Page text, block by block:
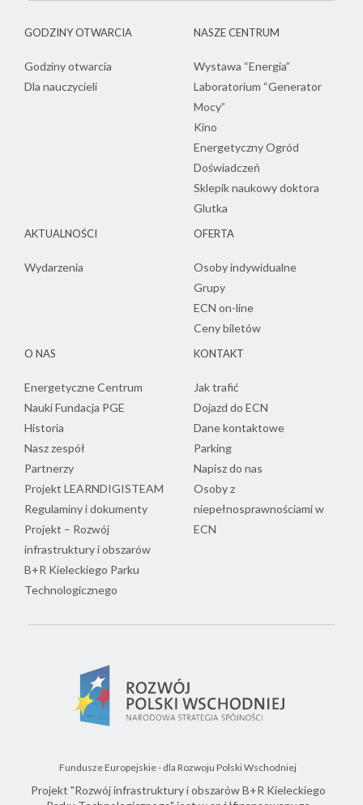
GODZINY OTWARCIA
Godziny otwarcia
Dla nauczycieli
NASZE CENTRUM
Wystawa “Energia”
Laboratorium “Generator
Mocy”
Kino
Energetyczny Ogród
Doświadczeń
Sklepik naukowy doktora
Glutka
AKTUALNOŚCI
Wydarzenia
OFERTA
Osoby indywidualne
Grupy
ECN on-line
Ceny biletów
O NAS
Energetyczne Centrum
Nauki Fundacja PGE
Historia
Nasz zespół
Partnerzy
Projekt LEARNDIGISTEAM
Regulaminy i dokumenty
Projekt – Rozwój
infrastruktury i obszarów
B+R Kieleckiego Parku
Technologicznego
KONTAKT
Jak trafić
Dojazd do ECN
Dane kontaktowe
Parking
Napisz do nas
Osoby z
niepełnosprawnościami w
ECN
Fundusze Europejskie - dla Rozwoju Polski Wschodniej
Projekt "Rozwój infrastruktury i obszarów B+R Kieleckiego